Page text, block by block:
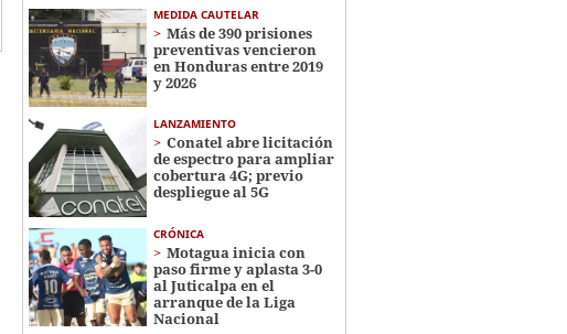
MEDIDA CAUTELAR
Más de 390 prisiones
preventivas vencieron
en Honduras entre 2019
y 2026
LANZAMIENTO
Conatel abre licitación
de espectro para ampliar
cobertura 4G; previo
despliegue al 5G
CRÓNICA
Motagua inicia con
paso firme y aplasta 3-0
al Juticalpa en el
arranque de la Liga
Nacional